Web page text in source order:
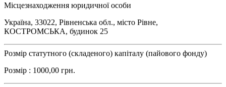
Місцезнаходження юридичної особи
Україна, 33022, Рівненська обл., місто Рівне,
КОСТРОМСЬКА, будинок 25
Розмір статутного (складеного) капіталу (пайового фонду)
Розмір : 1000,00 грн.